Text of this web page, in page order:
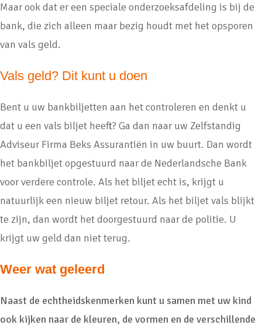
Maar ook dat er een speciale onderzoeksafdeling is bij de
bank, die zich alleen maar bezig houdt met het opsporen
van vals geld.
Vals geld? Dit kunt u doen
Bent u uw bankbiljetten aan het controleren en denkt u
dat u een vals biljet heeft? Ga dan naar uw Zelfstandig
Adviseur Firma Beks Assurantiën in uw buurt. Dan wordt
het bankbiljet opgestuurd naar de Nederlandsche Bank
voor verdere controle. Als het biljet echt is, krijgt u
natuurlijk een nieuw biljet retour. Als het biljet vals blijkt
te zijn, dan wordt het doorgestuurd naar de politie. U
krijgt uw geld dan niet terug.
Weer wat geleerd
Naast de echtheidskenmerken kunt u samen met uw kind
ook kijken naar de kleuren, de vormen en de verschillende